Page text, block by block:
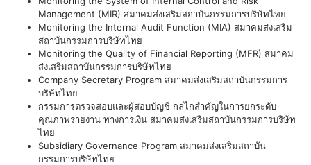
Management (MIR) สมาคมส่งเสริมสถาบันกรรมการบริษัทไทย
Monitoring the Internal Audit Function (MIA) สมาคมส่งเสริม
สถาบันกรรมการบริษัทไทย
Monitoring the Quality of Financial Reporting (MFR) สมาคม
ส่งเสริมสถาบันกรรมการบริษัทไทย
Company Secretary Program สมาคมส่งเสริมสถาบันกรรมการ
บริษัทไทย
กรรมการตรวจสอบและผู้สอบบัญชี กลไกสำคัญในการยกระดับ
คุณภาพรายงาน ทางการเงิน สมาคมส่งเสริมสถาบันกรรมการบริษัท
ไทย
Subsidiary Governance Program สมาคมส่งเสริมสถาบัน
กรรมการบริษัทไทย